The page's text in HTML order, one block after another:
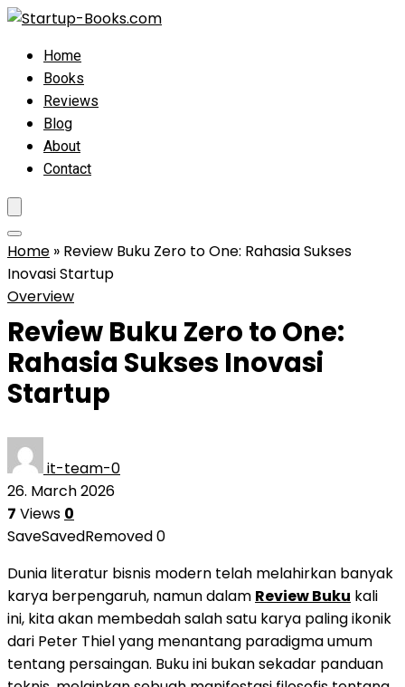
Home
Books
Reviews
Blog
About
Contact
Home » Review Buku Zero to One: Rahasia Sukses
Inovasi Startup
Overview
Review Buku Zero to One:
Rahasia Sukses Inovasi
Startup
it-team-0
26. March 2026
7 Views 0
SaveSavedRemoved0
Dunia literatur bisnis modern telah melahirkan banyak
karya berpengaruh, namun dalam Review Buku kali
ini, kita akan membedah salah satu karya paling ikonik
dari Peter Thiel yang menantang paradigma umum
tentang persaingan. Buku ini bukan sekadar panduan